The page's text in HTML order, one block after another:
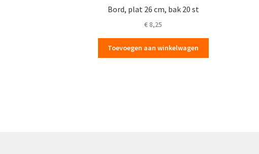
Bord, plat 26 cm, bak 20 st
€ 8,25
Toevoegen aan winkelwagen